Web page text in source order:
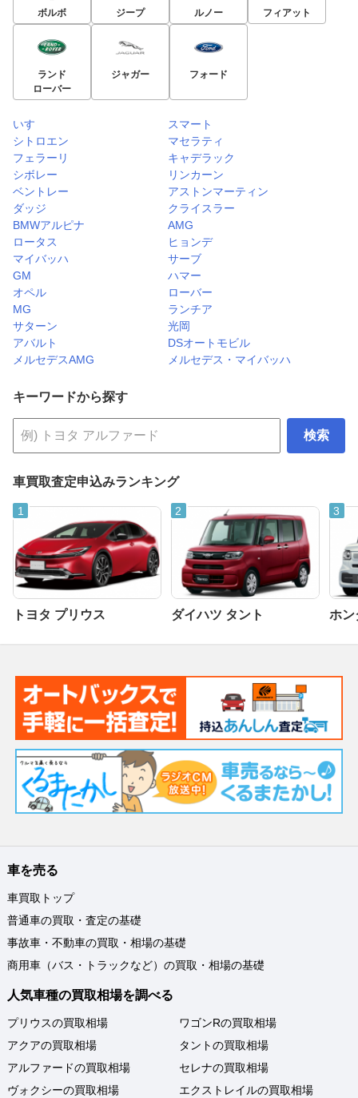
ボルボ ジープ ルノー フィアット
ランド
ローバー
ジャガー フォード
いすゞ
スマート
シトロエン
マセラティ
フェラーリ
キャデラック
シボレー
リンカーン
ベントレー
アストンマーティン
ダッジ
クライスラー
BMWアルピナ
AMG
ロータス
ヒョンデ
マイバッハ
サーブ
GM
ハマー
オペル
ローバー
MG
ランチア
サターン
光岡
アバルト
DSオートモビル
メルセデスAMG
メルセデス・マイバッハ
キーワードから探す
検索
車買取査定申込みランキング
トヨタ プリウス ダイハツ タント ホン
車を売る
車買取トップ
普通車の買取・査定の基礎
事故車・不動車の買取・相場の基礎
商用車（バス・トラックなど）の買取・相場の基礎
人気車種の買取相場を調べる
プリウスの買取相場
アクアの買取相場
アルファードの買取相場
ヴォクシーの買取相場
ワゴンRの買取相場
タントの買取相場
セレナの買取相場
エクストレイルの買取相場